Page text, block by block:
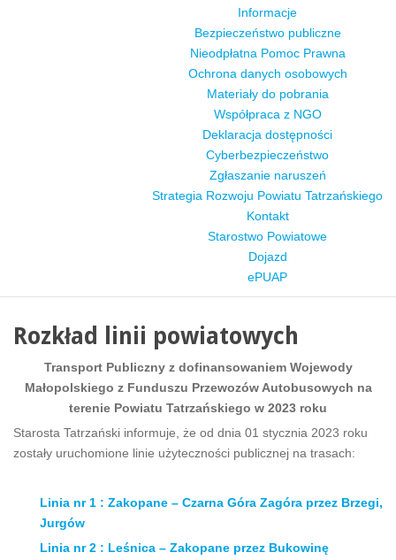
Informacje
Bezpieczeństwo publiczne
Nieodpłatna Pomoc Prawna
Ochrona danych osobowych
Materiały do pobrania
Współpraca z NGO
Deklaracja dostępności
Cyberbezpieczeństwo
Zgłaszanie naruszeń
Strategia Rozwoju Powiatu Tatrzańskiego
Kontakt
Starostwo Powiatowe
Dojazd
ePUAP
Rozkład linii powiatowych
Transport Publiczny z dofinansowaniem Wojewody
Małopolskiego z Funduszu Przewozów Autobusowych na
terenie Powiatu Tatrzańskiego w 2023 roku
Starosta Tatrzański informuje, że od dnia 01 stycznia 2023 roku
zostały uruchomione linie użyteczności publicznej na trasach:
Linia nr 1 : Zakopane – Czarna Góra Zagóra przez Brzegi,
Jurgów
Linia nr 2 : Leśnica – Zakopane przez Bukowinę